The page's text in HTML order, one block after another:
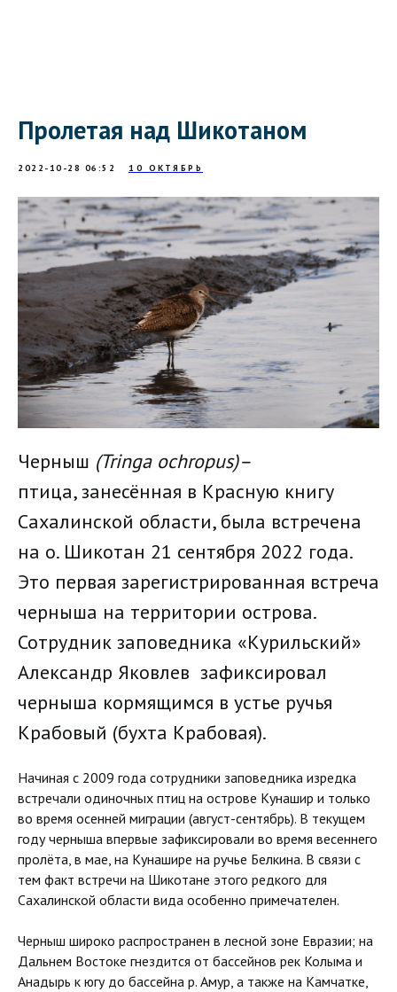
Пролетая над Шикотаном
2022-10-28 06:52 10 ОКТЯБРЬ
Черныш (Tringa ochropus)–
птица, занесённая в Красную книгу
Сахалинской области, была встречена
на о. Шикотан 21 сентября 2022 года.
Это первая зарегистрированная встреча
черныша на территории острова.
Сотрудник заповедника «Курильский»
Александр Яковлев зафиксировал
черныша кормящимся в устье ручья
Крабовый (бухта Крабовая).
Начиная с 2009 года сотрудники заповедника изредка
встречали одиночных птиц на острове Кунашир и только
во время осенней миграции (август-сентябрь). В текущем
году черныша впервые зафиксировали во время весеннего
пролёта, в мае, на Кунашире на ручье Белкина. В связи с
тем факт встречи на Шикотане этого редкого для
Сахалинской области вида особенно примечателен.
Черныш широко распространен в лесной зоне Евразии; на
Дальнем Востоке гнездится от бассейнов рек Колыма и
Анадырь к югу до бассейна р. Амур, а также на Камчатке,